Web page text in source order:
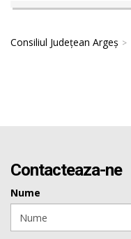
Consiliul Județean Argeș
Contacteaza-ne
Nume